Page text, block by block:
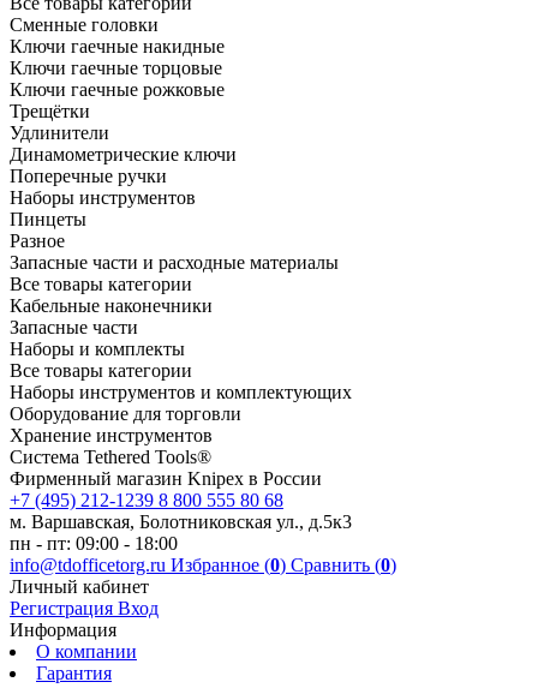
Сменные головки
Ключи гаечные накидные
Ключи гаечные торцовые
Ключи гаечные рожковые
Трещётки
Удлинители
Динамометрические ключи
Поперечные ручки
Наборы инструментов
Пинцеты
Разное
Запасные части и расходные материалы
Все товары категории
Кабельные наконечники
Запасные части
Наборы и комплекты
Все товары категории
Наборы инструментов и комплектующих
Оборудование для торговли
Хранение инс­тру­мен­тов
Система Tethered Tools®
Фирменный магазин Knipex в России
+7 (495) 212-1239 8 800 555 80 68
м. Варшавская, Болотниковская ул., д.5к3
пн - пт: 09:00 - 18:00
info@tdofficetorg.ru Избранное (0) Сравнить (0)
Личный кабинет
Регистрация Вход
Информация
О компании
Гарантия